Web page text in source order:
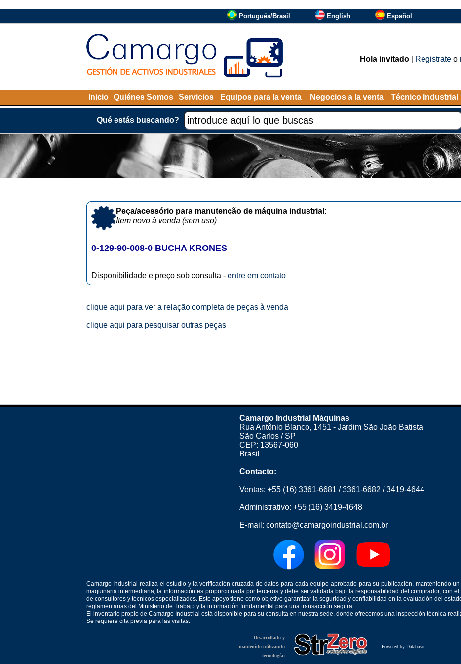
Português/Brasil English Español
Hola invitado[ Registrateo
Inicio Quiénes Somos Servicios Equipos para la venta Negocios a la venta Técnico Industrial
Qué estás buscando?
Peça/acessório para manutenção de máquina industrial:
Item novo à venda (sem uso)
0-129-90-008-0 BUCHA KRONES
Disponibilidade e preço sob consulta - entre em contato
clique aqui para ver a relação completa de peças à venda
clique aqui para pesquisar outras peças
Camargo Industrial Máquinas
Rua Antônio Blanco, 1451 - Jardim São João Batista
São Carlos / SP
CEP: 13567-060
Brasil
Contacto:
Ventas: +55 (16) 3361-6681 /3361-6682 /3419-4644
Administrativo: +55 (16) 3419-4648
E-mail: contato@camargoindustrial.com.br
Camargo Industrial realiza el estudio y la verificación cruzada de datos para cada equipo aprobado para su publicación, manteniendo
maquinaria intermediaria, la información es proporcionada por terceros y debe ser validada bajo la responsabilidad del comprador, con
de consultores y técnicos especializados. Este apoyo tiene como objetivo garantizar la seguridad y confiabilidad en la evaluación del
reglamentarias del Ministerio de Trabajo y la información fundamental para una transacción segura.
El inventario propio de Camargo Industrial está disponible para su consulta en nuestra sede, donde ofrecemos una inspección técnica
Se requiere cita previa para las visitas.
Desarrollado y
mantenido utilizando
tecnología:
Powered by Databaser